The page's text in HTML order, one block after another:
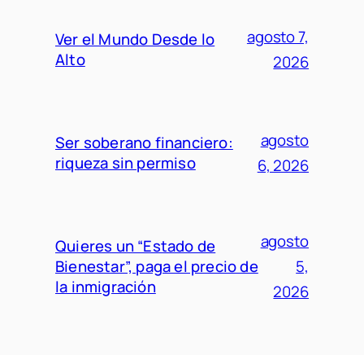
Ver el Mundo Desde lo
Alto
agosto 7,
2026
Ser soberano financiero:
riqueza sin permiso
agosto
6, 2026
Quieres un “Estado de
Bienestar”, paga el precio de
la inmigración
agosto
5,
2026